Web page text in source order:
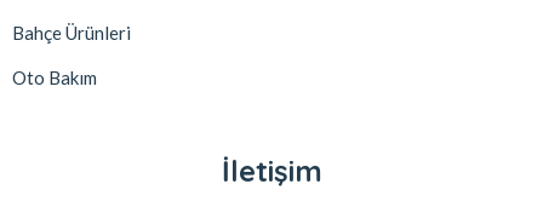
Bahçe Ürünleri
Oto Bakım
İletişim